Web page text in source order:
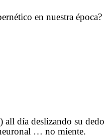
en nuestra época?
all día deslizando su dedo
… no miente.